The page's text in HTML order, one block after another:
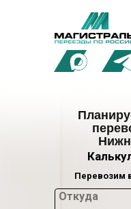
Откуда
Перевозим